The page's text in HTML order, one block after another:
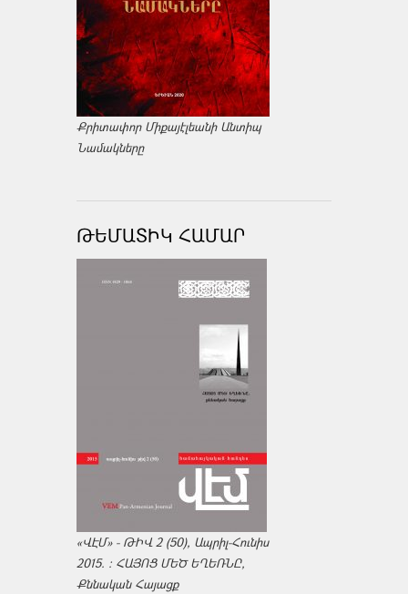
Քրիտափոր Միքայէլեանի Անտիպ
Նամակները
ԹԵՄԱՏԻԿ ՀԱՄԱՐ
«ՎԷՄ» - ԹԻՎ 2 (50), Ապրիլ-Հունիս
2015. : ՀԱՅՈՑ ՄԵԾ ԵՂԵՌՆԸ,
Քննական Հայացք